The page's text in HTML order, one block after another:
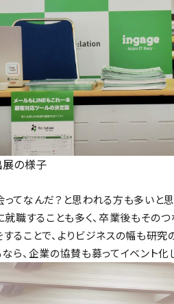
展の様子
てなんだ？と思われる方も多いと
職することも多く、卒業後もその
ることで、よりビジネスの幅も研究
ら、企業の協賛も募ってイベント化